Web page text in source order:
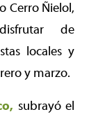
Cerro Ñielol,
de
locales y
y marzo.
subrayó el